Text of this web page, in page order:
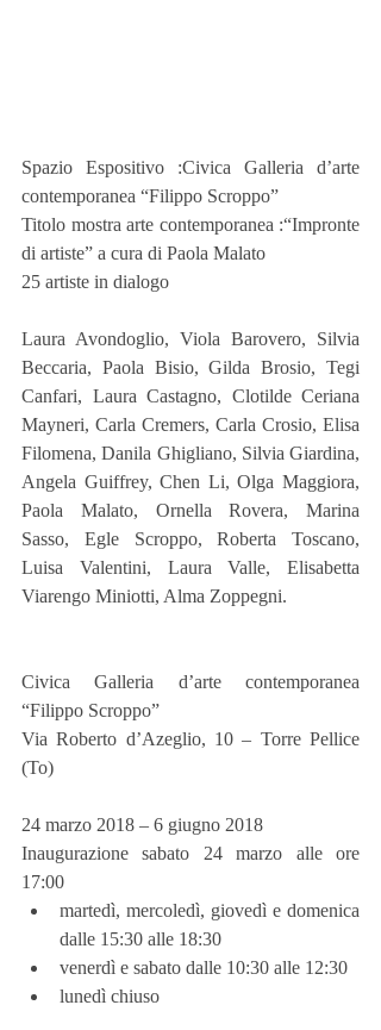
Spazio Espositivo :Civica Galleria d’arte
contemporanea “Filippo Scroppo”
Titolo mostra arte contemporanea :“Impronte
di artiste” a cura di Paola Malato
25 artiste in dialogo
Laura Avondoglio, Viola Barovero, Silvia
Beccaria, Paola Bisio, Gilda Brosio, Tegi
Canfari, Laura Castagno, Clotilde Ceriana
Mayneri, Carla Cremers, Carla Crosio, Elisa
Filomena, Danila Ghigliano, Silvia Giardina,
Angela Guiffrey, Chen Li, Olga Maggiora,
Paola Malato, Ornella Rovera, Marina
Sasso, Egle Scroppo, Roberta Toscano,
Luisa Valentini, Laura Valle, Elisabetta
Viarengo Miniotti, Alma Zoppegni.
Civica Galleria d’arte contemporanea
“Filippo Scroppo”
Via Roberto d’Azeglio, 10 – Torre Pellice
(To)
24 marzo 2018 – 6 giugno 2018
Inaugurazione sabato 24 marzo alle ore
17:00
martedì, mercoledì, giovedì e domenica
dalle 15:30 alle 18:30
venerdì e sabato dalle 10:30 alle 12:30
lunedì chiuso